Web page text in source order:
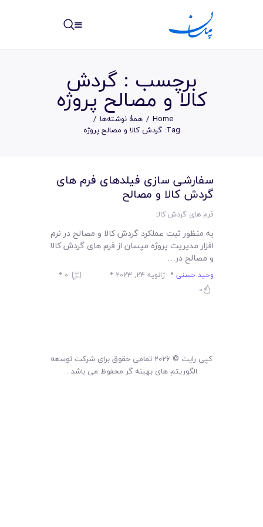
برچسب : گردش
کالا و مصالح پروژه
Home
همهٔ نوشته‌ها
Tag: گردش کالا و مصالح پروژه
خانه
مرکز آموزش
سیستم ها
لیست قیمت محصولات
سفارشی سازی فیلدهای فرم های
گردش کالا و مصالح
فرم های گردش کالا
به منظور ثبت عملکرد گردش کالا و مصالح در نرم
افزار مدیریت پروژه مپسان از فرم های گردش کالا
و مصالح در…
وحید حسنی ژانویه 24, 2023
0
0
کپی رایت © 2026 تمامی حقوق برای شرکت توسعه
الگوریتم های بهینه گر محفوظ می باشد .